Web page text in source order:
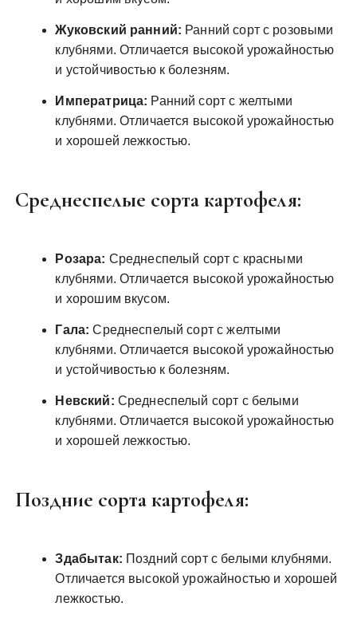
Жуковский ранний: Ранний сорт с розовыми
клубнями. Отличается высокой урожайностью
и устойчивостью к болезням.
Императрица: Ранний сорт с желтыми
клубнями. Отличается высокой урожайностью
и хорошей лежкостью.
Среднеспелые сорта картофеля:
Розара: Среднеспелый сорт с красными
клубнями. Отличается высокой урожайностью
и хорошим вкусом.
Гала: Среднеспелый сорт с желтыми
клубнями. Отличается высокой урожайностью
и устойчивостью к болезням.
Невский: Среднеспелый сорт с белыми
клубнями. Отличается высокой урожайностью
и хорошей лежкостью.
Поздние сорта картофеля:
Здабытак: Поздний сорт с белыми клубнями.
Отличается высокой урожайностью и хорошей
лежкостью.